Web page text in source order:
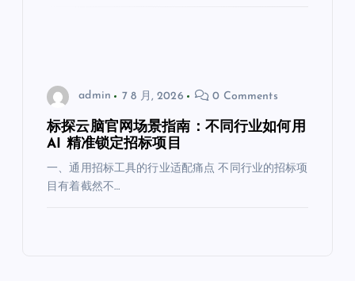
admin 7 8 月, 2026 0 Comments
标探云脑官网场景指南：不同行业如何用
AI 精准锁定招标项目
一、通用招标工具的行业适配痛点 不同行业的招标项
目有着截然不…